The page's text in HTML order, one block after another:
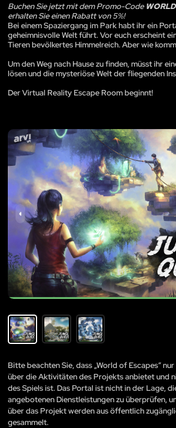
Buchen Sie jetzt mit dem Promo-Code
erhalten Sie einen Rabatt von 5%!
Bei einem Spaziergang im Park habt ihr ein
geheimnisvolle Welt führt. Vor euch erscheint
Tieren bevölkertes Himmelreich. Aber wie
Um den Weg nach Hause zu finden, müsst ihr
lösen und die mysteriöse Welt der fliegenden
Der Virtual Reality Escape Room beginnt!
Bitte beachten Sie, dass „World of Escapes“
über die Aktivitäten des Projekts anbietet und
des Spiels ist. Das Portal ist nicht in der Lage,
angebotenen Dienstleistungen zu überprüfen,
über das Projekt werden aus öffentlich
gesammelt.